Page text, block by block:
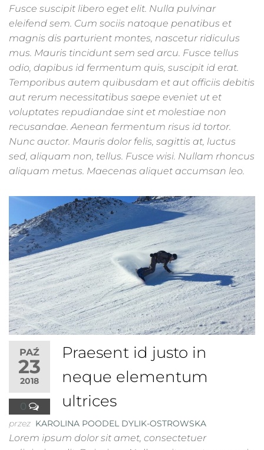
Fusce suscipit libero eget elit. Nulla pulvinar
eleifend sem. Cum sociis natoque penatibus et
magnis dis parturient montes, nascetur ridiculus
mus. Mauris tincidunt sem sed arcu. Fusce tellus
odio, dapibus id fermentum quis, suscipit id erat.
Temporibus autem quibusdam et aut officiis debitis
aut rerum necessitatibus saepe eveniet ut et
voluptates repudiandae sint et molestiae non
recusandae. Aenean fermentum risus id tortor.
Nunc auctor. Mauris dolor felis, sagittis at, luctus
sed, aliquam non, tellus. Fusce wisi. Nullam rhoncus
aliquam metus. Maecenas aliquet accumsan leo.
PAŹ
23
2018
0
Praesent id justo in
neque elementum
ultrices
przez KAROLINA POODEL DYLIK-OSTROWSKA
Lorem ipsum dolor sit amet, consectetuer